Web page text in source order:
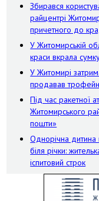
Збирався
райцентрі
причетного до
У Житомирській
краси вкрала
У Житомирі
продавав
Під час ракетної
Житомирського
пошти»
Однорічна дитина
біля річки:
іспитовий строк